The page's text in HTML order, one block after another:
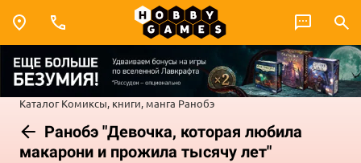
Каталог Комиксы, книги, манга Ранобэ
Ранобэ "Девочка, которая любила
макарони и прожила тысячу лет"